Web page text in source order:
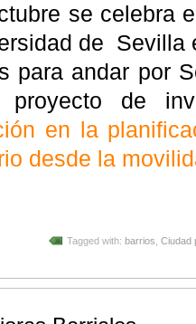
se celebra
de Sevilla
para andar por
proyecto de
en la
desde la
Tagged with: barrios Ciudad